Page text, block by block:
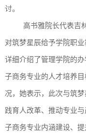
讨。
高书雅院长代表吉
对筑梦星辰给予学院职
详细介绍了管理学院的
子商务专业的人才培养
况，她表示，此次与筑
践育人改革、推动专业
子商务专业内涵建设、